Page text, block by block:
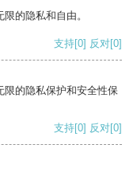
的隐私和自由。
支持[0] 反对[0]
限的隐私保护和安全性保
支持[0] 反对[0]